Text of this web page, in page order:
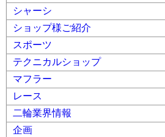
シャーシ
ショップ様ご紹介
スポーツ
テクニカルショップ
マフラー
レース
二輪業界情報
企画